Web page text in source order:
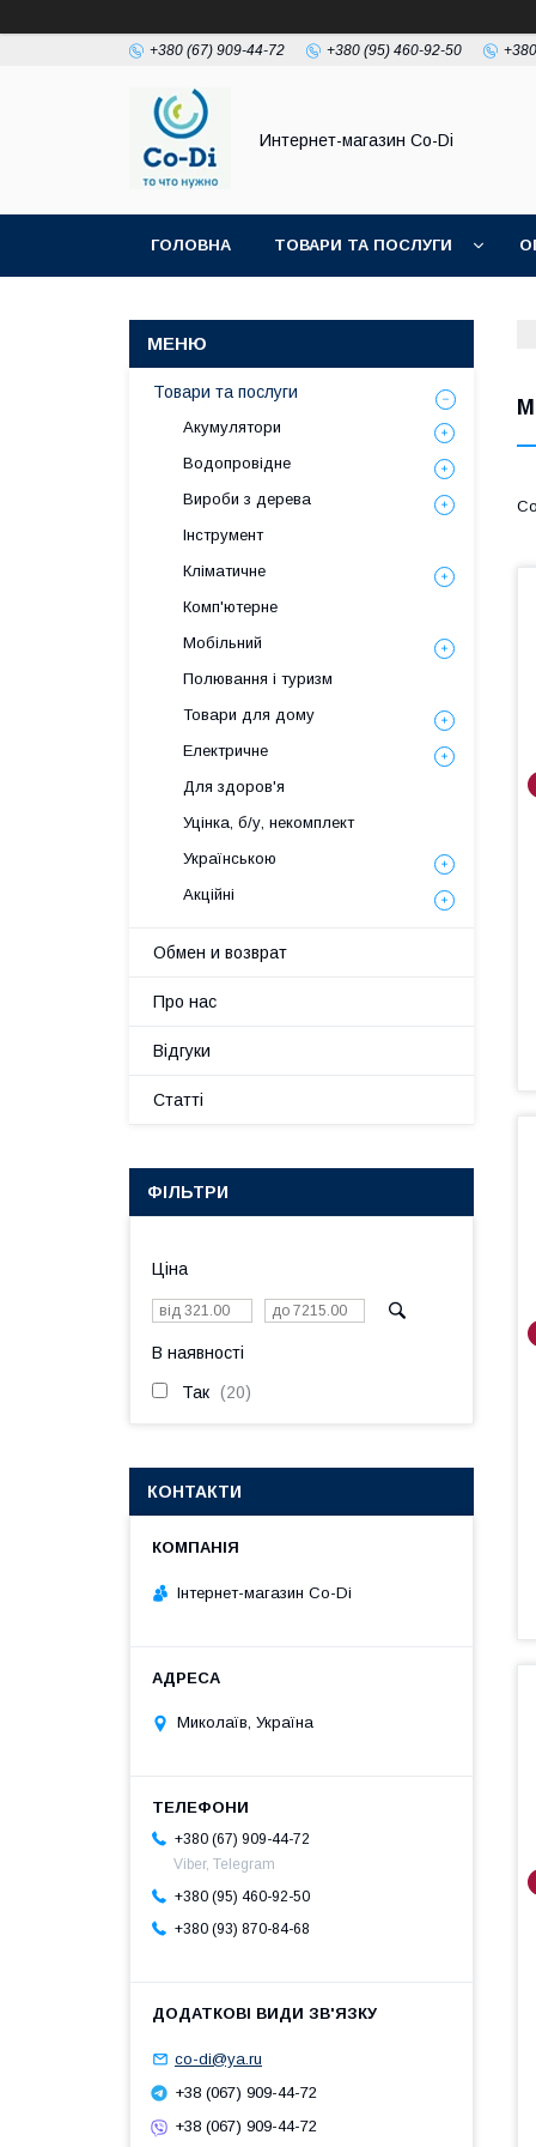
+380 (67) 909-44-72 +380 (95) 460-92-50
Интернет-магазин Co-Di
ГОЛОВНА ТОВАРИ ТА ПОСЛУГИ
Товари та послуги
Акумулятори
Водопровідне
Вироби з дерева
Інструмент
Кліматичне
Комп'ютерне
Мобільний
Полювання і туризм
Товари для дому
Електричне
Для здоров'я
Уцінка, б/у, некомплект
Українською
Акційні
Обмен и возврат
Про нас
Відгуки
Статті
ФІЛЬТРИ
Ціна
В наявності
Так 20
КОНТАКТИ
Інтернет-магазин Co-Di
Миколаїв, Україна
+380 (67) 909-44-72
Viber, Telegram
+380 (95) 460-92-50
+380 (93) 870-84-68
co-di@ya.ru
+38 (067) 909-44-72
+38 (067) 909-44-72